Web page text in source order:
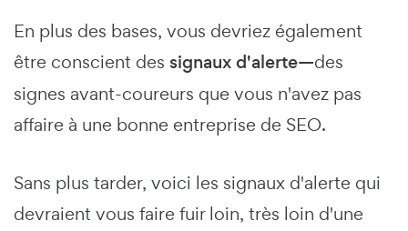
En plus des bases, vous devriez également
être conscient des signaux d'alerte—des
signes avant-coureurs que vous n'avez pas
affaire à une bonne entreprise de SEO.
Sans plus tarder, voici les signaux d'alerte qui
devraient vous faire fuir loin, très loin d'une